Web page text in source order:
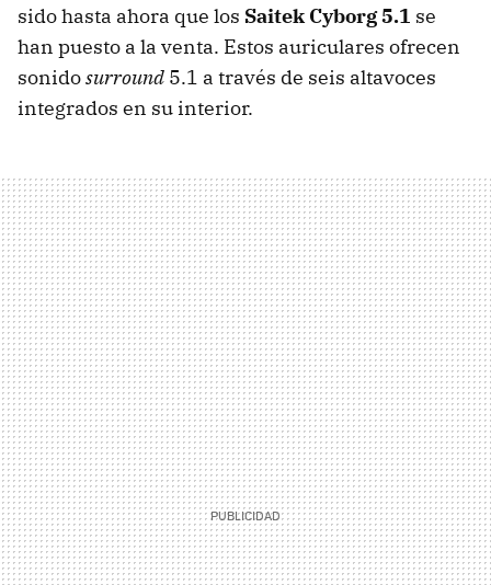
sido hasta ahora que los Saitek Cyborg 5.1 se
han puesto a la venta. Estos auriculares ofrecen
sonidosurround 5.1 a través de seis altavoces
integrados en su interior.